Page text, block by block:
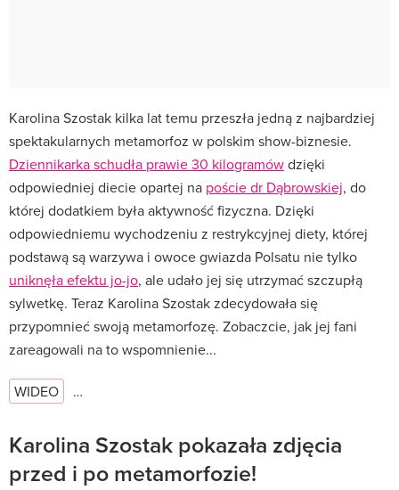
Karolina Szostak kilka lat temu przeszła jedną z najbardziej
spektakularnych metamorfoz w polskim show-biznesie.
Dziennikarka schudła prawie 30 kilogramówdzięki
odpowiedniej diecie opartej na poście dr Dąbrowskiej, do
której dodatkiem była aktywność fizyczna. Dzięki
odpowiedniemu wychodzeniu z restrykcyjnej diety, której
podstawą są warzywa i owoce gwiazda Polsatu nie tylko
uniknęła efektu jo-jo, ale udało jej się utrzymać szczupłą
sylwetkę. Teraz Karolina Szostak zdecydowała się
przypomnieć swoją metamorfozę. Zobaczcie, jak jej fani
zareagowali na to wspomnienie...
WIDEO …
Karolina Szostak pokazała zdjęcia
przed i po metamorfozie!